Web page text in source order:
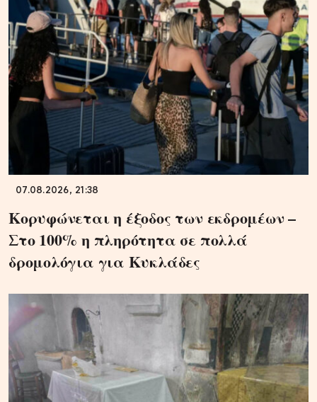
07.08.2026, 21:38
Κορυφώνεται η έξοδος των εκδρομέων –
Στο 100% η πληρότητα σε πολλά
δρομολόγια για Κυκλάδες